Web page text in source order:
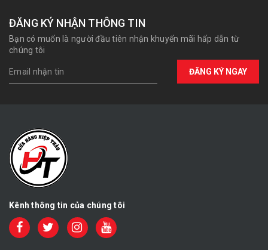
ĐĂNG KÝ NHẬN THÔNG TIN
Bạn có muốn là người đầu tiên nhận khuyến mãi hấp dẫn từ
chúng tôi
ĐĂNG KÝ NGAY
Kênh thông tin của chúng tôi